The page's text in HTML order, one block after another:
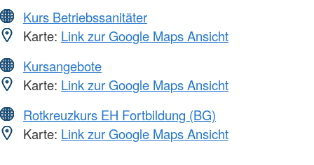
Kurs Betriebssanitäter
Karte: Link zur Google Maps Ansicht
Kursangebote
Karte: Link zur Google Maps Ansicht
Rotkreuzkurs EH Fortbildung (BG)
Karte: Link zur Google Maps Ansicht